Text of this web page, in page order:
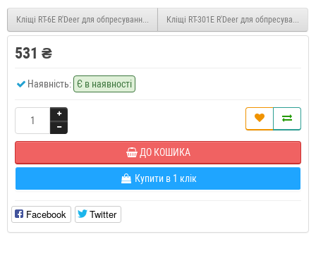
Кліщі RT-6E R'Deer для обпресування трубчастих наконечників 0,25-6мм
Кліщі RT-301E R'Deer для обпресування
531 ₴
Наявність: Є в наявності
ДО КОШИКА
Купити в 1 клік
Facebook Twitter